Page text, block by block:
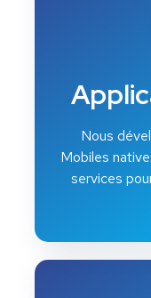
Nous
Mobiles
services